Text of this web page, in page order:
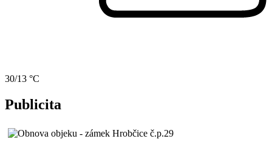
30/13 °C
Publicita